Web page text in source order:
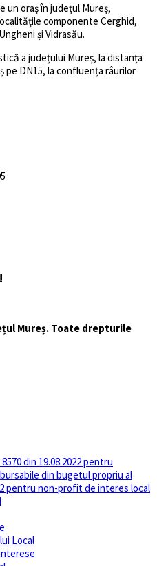
un oraș în județul Mureș,
componente Cerghid,
și Vidrasău.
a județului Mureș, la distanța
pe DN15, la confluența râurilor
Mureș. Toate drepturile
din 19.08.2022 pentru
din bugetul propriu al
pentru non-profit de interes local
Local